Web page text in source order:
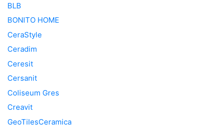
BLB
BONITO HOME
CeraStyle
Ceradim
Ceresit
Cersanit
Coliseum Gres
Creavit
GeoTilesCeramica